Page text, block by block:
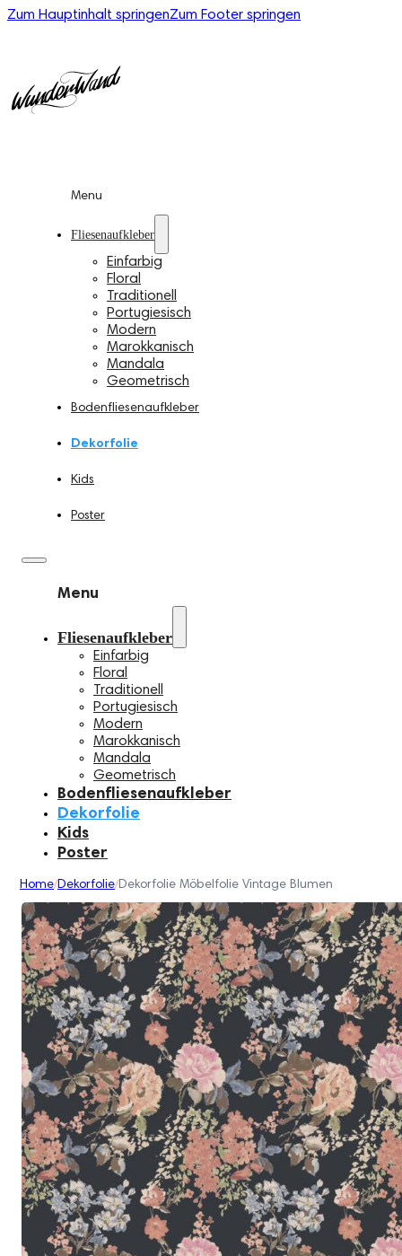
Zum Hauptinhalt springenZum Footer springen
Menu
Fliesenaufkleber
Einfarbig
Floral
Traditionell
Portugiesisch
Modern
Marokkanisch
Mandala
Geometrisch
Bodenfliesenaufkleber
Dekorfolie
Kids
Poster
Menu
Fliesenaufkleber
Einfarbig
Floral
Traditionell
Portugiesisch
Modern
Marokkanisch
Mandala
Geometrisch
Bodenfliesenaufkleber
Dekorfolie
Kids
Poster
Home/Dekorfolie/Dekorfolie Möbelfolie Vintage Blumen